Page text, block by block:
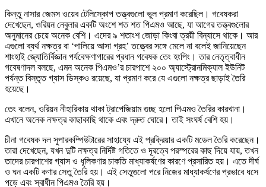
কিন্তু নাসার জেমস ওয়েব টেলিস্কোপ তত্ত্বগুলো ভুল প্রমাণ করেছিল। গবেষকরা
দেখেছেন, ওরিয়ন নেবুলার একটি অংশে শত শত পিএমও আছে, যা আগের তত্ত্বগুলোর
অনুমানের চেয়ে অনেক বেশি। এদের ৯ শতাংশ জোড়া কিংবা ত্রয়ী বিন্যাসে থাকে। আর
এগুলো ব্যর্থ নক্ষত্র বা ‘পালিয়ে আসা গ্রহ’ তত্ত্বের সঙ্গে মেলে না বলেই জানিয়েছেন
শাংহাই জ্যোতির্বিজ্ঞান পর্যবেক্ষণাগারের প্রধান গবেষক তেং হংপিং। তার নেতৃত্বাধীন
গবেষণাদল বলছে, এমন অনেক পিএমও’র চারপাশে ২০০ অ্যাস্ট্রোনমিক্যাল ইউনিট
পর্যন্ত বিস্তৃত গ্যাস ডিস্কও রয়েছে, যা প্রমাণ করে যে এগুলো নক্ষত্র ছাড়াই তৈরি
হয়েছে।
তেং বলেন, ওরিয়ন নীহারিকায় থাকা ট্রাপেজিয়াম গুচ্ছ হলো পিএমও তৈরির কারখানা।
এখানে অনেক নক্ষত্র কাছাকাছি থাকে এবং দ্রুত ঘোরে। তাই সংঘর্ষ বেশি হয়।
চীনা গবেষক দল সুপারকম্পিউটারের সাহায্যে এই প্রক্রিয়ার একটি মডেল তৈরি করেছেন।
তারা দেখেছেন, যখন দুটি নক্ষত্র নির্দিষ্ট গতিতে ও দূরত্বে পরস্পরের কাছ দিয়ে যায়, তখন
তাদের চারপাশের গ্যাস ও ধূলিকণার চাকতি মাধ্যাকর্ষণের কারণে প্রসারিত হয়। এতে দীর্ঘ
ও ঘন একটি কণার সেতু তৈরি হয়। এই সেতুগুলো পরে নিজের মাধ্যাকর্ষণের প্রভাবে ধসে
পড়ে এবং স্বাধীন পিএমও তৈরি হয়।